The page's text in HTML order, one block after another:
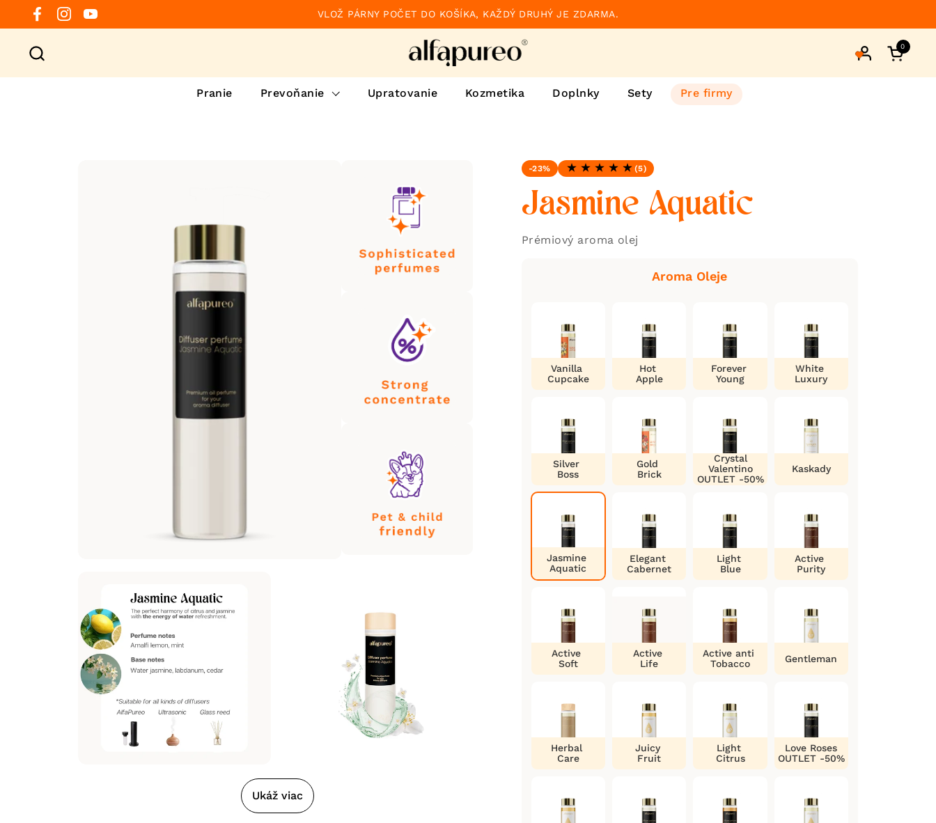
Preskočiť na obsah
Facebook
Instagram
YouTube
VLOŽ PÁRNY POČET DO KOŠÍKA, KAŽDÝ DRUHÝ JE ZDARMA.
Otvorte
0
Pranie Prevoňanie Upratovanie Kozmetika Doplnky Sety Pre firmy
Ukáž viac
-23%
Hodnotenie: 5.0 z 5
(5)
Jasmine Aquatic
Prémiový aroma olej
Aroma Oleje
Vanilla
Cupcake
Hot
Apple
Forever
Young
White
Luxury
Silver
Boss
Gold
Brick
Crystal
Valentino
OUTLET -50%
Kaskady
Jasmine
Aquatic
Elegant
Cabernet
Light
Blue
Active
Purity
Active
Soft
Active
Life
Active anti
Tobacco
Gentleman
Herbal
Care
Juicy
Fruit
Light
Citrus
Love Roses
OUTLET -50%